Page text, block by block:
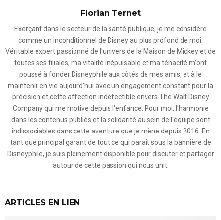
Florian Ternet
Exerçant dans le secteur de la santé publique, je me considère
comme un inconditionnel de Disney au plus profond de moi.
Véritable expert passionné de l'univers de la Maison de Mickey et de
toutes ses filiales, ma vitalité inépuisable et ma ténacité m'ont
poussé à fonder Disneyphile aux côtés de mes amis, et à le
maintenir en vie aujourd'hui avec un engagement constant pour la
précision et cette affection indéfectible envers The Walt Disney
Company qui me motive depuis l'enfance. Pour moi, l'harmonie
dans les contenus publiés et la solidarité au sein de l'équipe sont
indissociables dans cette aventure que je mène depuis 2016. En
tant que principal garant de tout ce qui paraît sous la bannière de
Disneyphile, je suis pleinement disponible pour discuter et partager
autour de cette passion qui nous unit.
ARTICLES EN LIEN